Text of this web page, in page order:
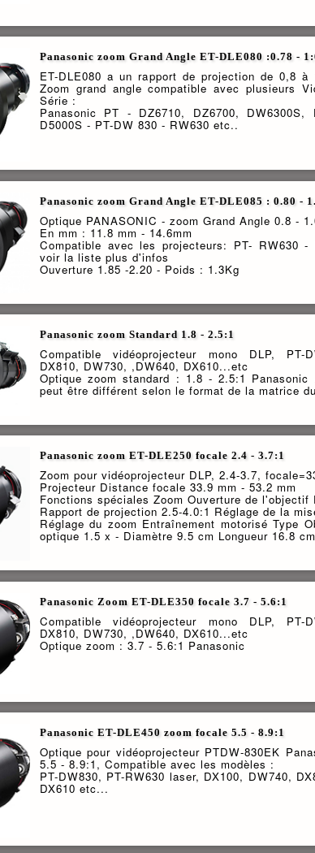
Panasonic zoom Grand Angle ET-DLE080 :0.78 -
ET-DLE080 a un rapport de projection de 0,8
Zoom grand angle compatible avec plusieurs
Série :
Panasonic PT - DZ6710, DZ6700, DW6300S,
D5000S - PT-DW 830 - RW630 etc..
Panasonic zoom Grand Angle ET-DLE085 : 0.80 -
Optique PANASONIC - zoom Grand Angle 0.8 -
En mm : 11.8 mm - 14.6mm
Compatible avec les projecteurs: PT- RW630
voir la liste plus d'infos
Ouverture 1.85 -2.20 - Poids : 1.3Kg
Panasonic zoom Standard 1.8 - 2.5:1
Compatible vidéoprojecteur mono DLP, PT-
DX810, DW730, ,DW640, DX610...etc
Optique zoom standard : 1.8 - 2.5:1 Panasonic
peut être différent selon le format de la matrice
Panasonic zoom ET-DLE250 focale 2.4 - 3.7:1
Zoom pour vidéoprojecteur DLP, 2.4-3.7,
Projecteur Distance focale 33.9 mm - 53.2 mm
Fonctions spéciales Zoom Ouverture de l'objectif
Rapport de projection 2.5-4.0:1 Réglage de la
Réglage du zoom Entraînement motorisé Type
optique 1.5 x - Diamètre 9.5 cm Longueur 16.8
Panasonic Zoom ET-DLE350 focale 3.7 - 5.6:1
Compatible vidéoprojecteur mono DLP, PT-
DX810, DW730, ,DW640, DX610...etc
Optique zoom : 3.7 - 5.6:1 Panasonic
Panasonic ET-DLE450 zoom focale 5.5 - 8.9:1
Optique pour vidéoprojecteur PTDW-830EK
5.5 - 8.9:1, Compatible avec les modèles :
PT-DW830, PT-RW630 laser, DX100, DW740,
DX610 etc...